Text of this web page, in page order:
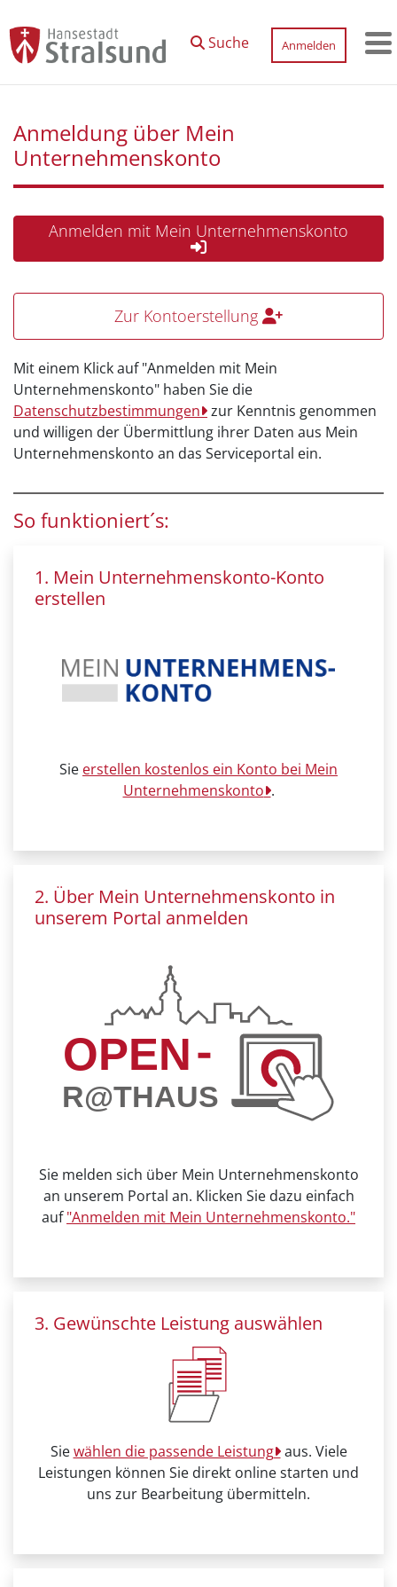
Suche
Anmelden
Anmeldung über Mein
Unternehmenskonto
Zur Kontoerstellung
Mit einem Klick auf "Anmelden mit Mein
Unternehmenskonto" haben Sie die
Datenschutzbestimmungen zur Kenntnis genommen
und willigen der Übermittlung ihrer Daten aus Mein
Unternehmenskonto an das Serviceportal ein.
So funktioniert´s:
1. Mein Unternehmenskonto-Konto
erstellen
Sie erstellen kostenlos ein Konto bei Mein
Unternehmenskonto .
2. Über Mein Unternehmenskonto in
unserem Portal anmelden
Sie melden sich über Mein Unternehmenskonto
an unserem Portal an. Klicken Sie dazu einfach
auf"Anmelden mit Mein Unternehmenskonto."
3. Gewünschte Leistung auswählen
Siewählen die passende Leistung aus. Viele
Leistungen können Sie direkt online starten und
uns zur Bearbeitung übermitteln.